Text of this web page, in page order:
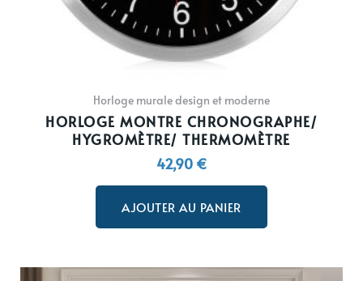
Horloge murale design et moderne
HORLOGE MONTRE CHRONOGRAPHE/
HYGROMÈTRE/ THERMOMÈTRE
42,90 €
AJOUTER AU PANIER